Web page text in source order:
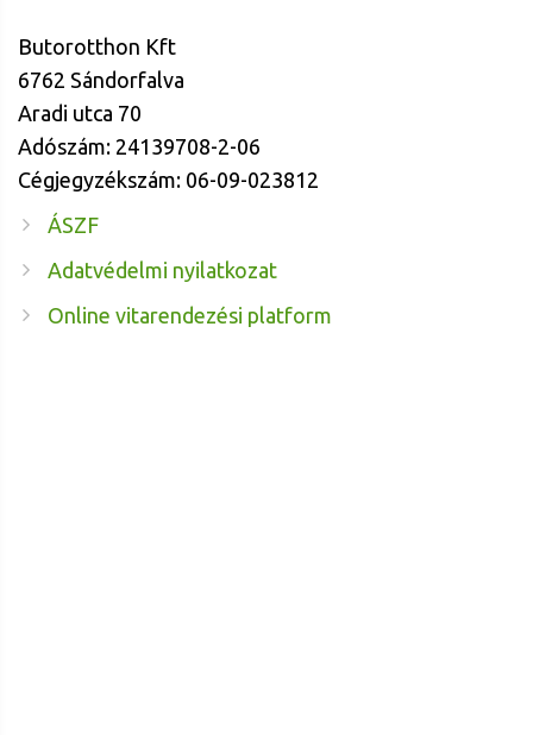
Butorotthon Kft
6762 Sándorfalva
Aradi utca 70
Adószám: 24139708-2-06
Cégjegyzékszám: 06-09-023812
ÁSZF
Adatvédelmi nyilatkozat
Online vitarendezési platform